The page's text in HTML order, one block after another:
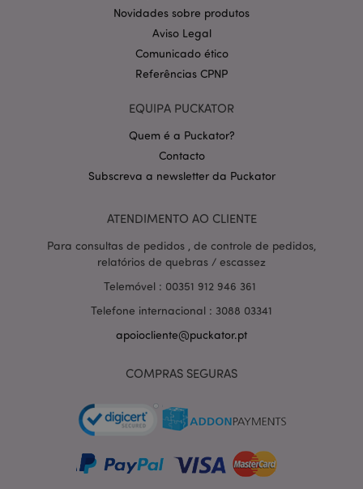
Novidades sobre produtos
Aviso Legal
Comunicado ético
Referências CPNP
EQUIPA PUCKATOR
Quem é a Puckator?
Contacto
Subscreva a newsletter da Puckator
ATENDIMENTO AO CLIENTE
Para consultas de pedidos , de controle de pedidos,
relatórios de quebras / escassez
Telemóvel : 00351 912 946 361
Telefone internacional : 3088 03341
apoiocliente@puckator.pt
COMPRAS SEGURAS
section_data_ids
Adobe Inc.
www.puckator.pt
mage-messages
Adobe Inc.